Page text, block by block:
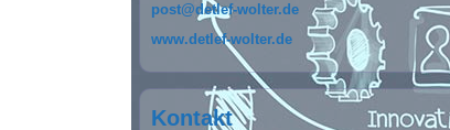
post@detlef-wolter.de
www.detlef-wolter.de
Kontakt